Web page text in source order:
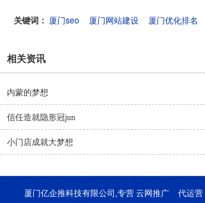
关键词： 厦门seo 厦门网站建设 厦门优化排名
相关资讯
内蒙的梦想
信任造就隐形冠jun
小门店成就大梦想
厦门亿企推科技有限公司,专营 云网推广 代运营